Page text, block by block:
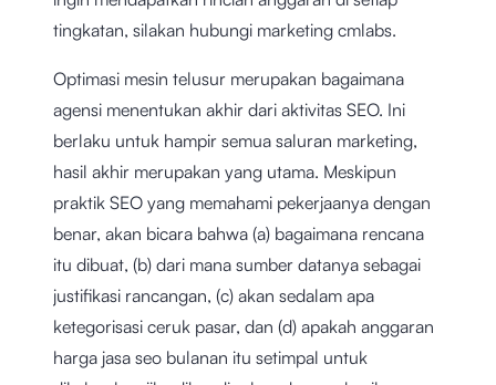
tingkatan, silakan hubungi marketing cmlabs.
Optimasi mesin telusur merupakan bagaimana
agensi menentukan akhir dari aktivitas SEO. Ini
berlaku untuk hampir semua saluran marketing,
hasil akhir merupakan yang utama. Meskipun
praktik SEO yang memahami pekerjaanya dengan
benar, akan bicara bahwa (a) bagaimana rencana
itu dibuat, (b) dari mana sumber datanya sebagai
justifikasi rancangan, (c) akan sedalam apa
ketegorisasi ceruk pasar, dan (d) apakah anggaran
harga jasa seo bulanan itu setimpal untuk